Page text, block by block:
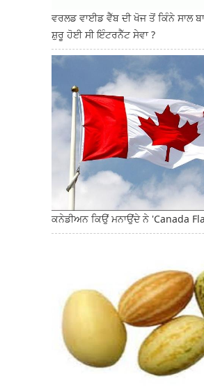
ਵਰਲਡ ਵਾਈਡ ਵੈੱਬ ਦੀ ਖੋਜ ਤੋਂ ਕਿੰਨੇ ਸਾਲ
ਸ਼ੁਰੂ ਹੋਈ ਸੀ ਇੰਟਰਨੈੱਟ ਸੇਵਾ ?
ਕਨੇਡੀਅਨ ਕਿਉਂ ਮਨਾਉਂਦੇ ਨੇ 'Canada